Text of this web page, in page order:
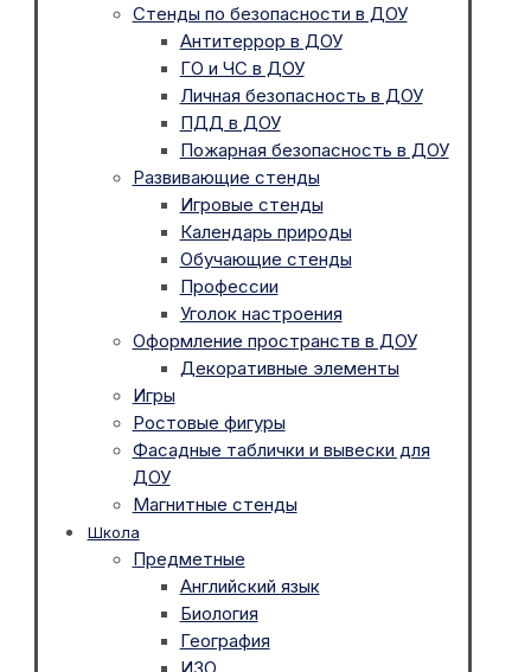
Стенды по безопасности в ДОУ
Антитеррор в ДОУ
ГО и ЧС в ДОУ
Личная безопасность в ДОУ
ПДД в ДОУ
Пожарная безопасность в ДОУ
Развивающие стенды
Игровые стенды
Календарь природы
Обучающие стенды
Профессии
Уголок настроения
Оформление пространств в ДОУ
Декоративные элементы
Игры
Ростовые фигуры
Фасадные таблички и вывески для
ДОУ
Магнитные стенды
Школа
Предметные
Английский язык
Биология
География